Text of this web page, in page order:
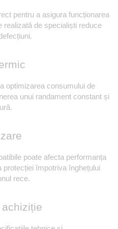
pentru a asigura funcționarea
realizată de specialiști reduce
optimizarea consumului de
unui randament constant și
poate afecta performanța
împotriva înghețului
rece.